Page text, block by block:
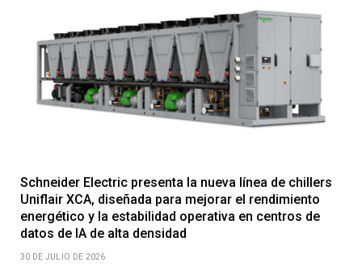
Schneider Electric presenta la nueva línea de chillers
Uniflair XCA, diseñada para mejorar el rendimiento
energético y la estabilidad operativa en centros de
datos de IA de alta densidad
30 DE JULIO DE 2026